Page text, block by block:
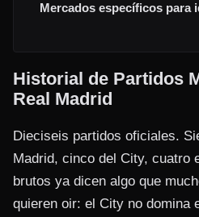
Mercados específicos para
Historial de Partidos
Real Madrid
Dieciseis partidos oficiales.
Madrid, cinco del City, cuatro
brutos ya dicen algo que
quieren oir: el City no domina